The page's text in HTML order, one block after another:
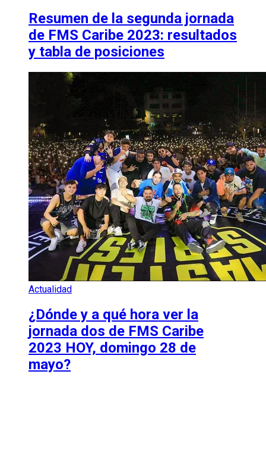
Resumen de la segunda jornada
de FMS Caribe 2023: resultados
y tabla de posiciones
Actualidad
¿Dónde y a qué hora ver la
jornada dos de FMS Caribe
2023 HOY, domingo 28 de
mayo?